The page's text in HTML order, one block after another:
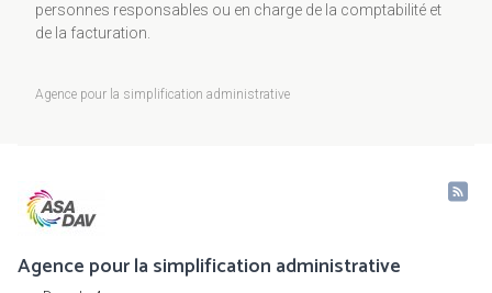
personnes responsables ou en charge de la comptabilité et
de la facturation.
Agence pour la simplification administrative
Agence pour la simplification administrative